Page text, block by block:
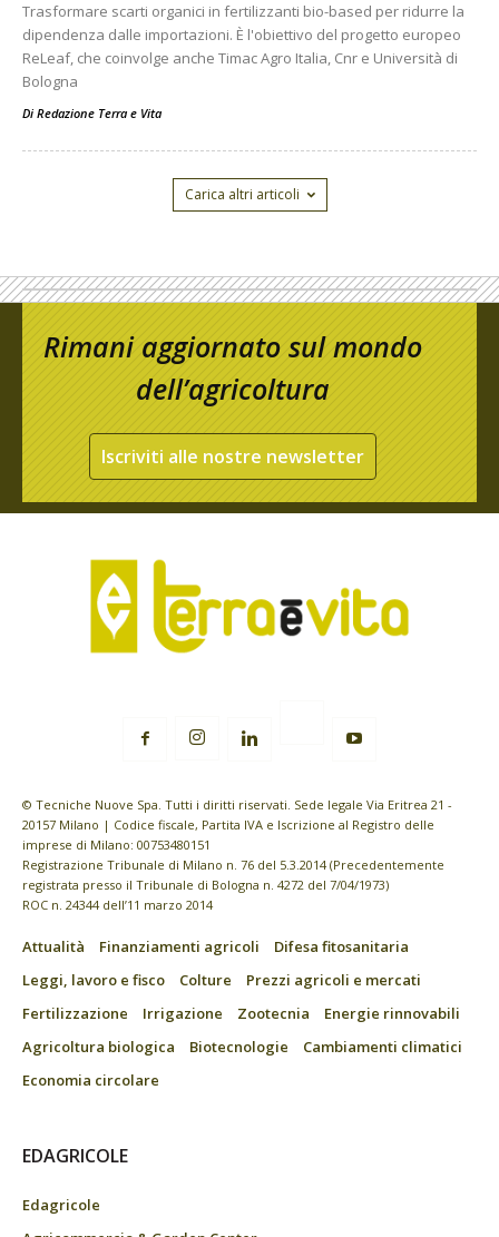
Trasformare scarti organici in fertilizzanti bio-based per ridurre la
dipendenza dalle importazioni. È l'obiettivo del progetto europeo
ReLeaf, che coinvolge anche Timac Agro Italia, Cnr e Università di
Bologna
Di Redazione Terra e Vita
Carica altri articoli
Rimani aggiornato sul mondo
dell’agricoltura
Iscriviti alle nostre newsletter
© Tecniche Nuove Spa. Tutti i diritti riservati. Sede legale Via Eritrea 21 -
20157 Milano | Codice fiscale, Partita IVA e Iscrizione al Registro delle
imprese di Milano: 00753480151
Registrazione Tribunale di Milano n. 76 del 5.3.2014 (Precedentemente
registrata presso il Tribunale di Bologna n. 4272 del 7/04/1973)
ROC n. 24344 dell’11 marzo 2014
Attualità Finanziamenti agricoli
Difesa fitosanitaria
Leggi, lavoro e fisco
Colture
Prezzi agricoli e mercati
Fertilizzazione
Irrigazione Zootecnia
Energie rinnovabili
Agricoltura biologica
Biotecnologie
Cambiamenti climatici
Economia circolare
EDAGRICOLE
Edagricole